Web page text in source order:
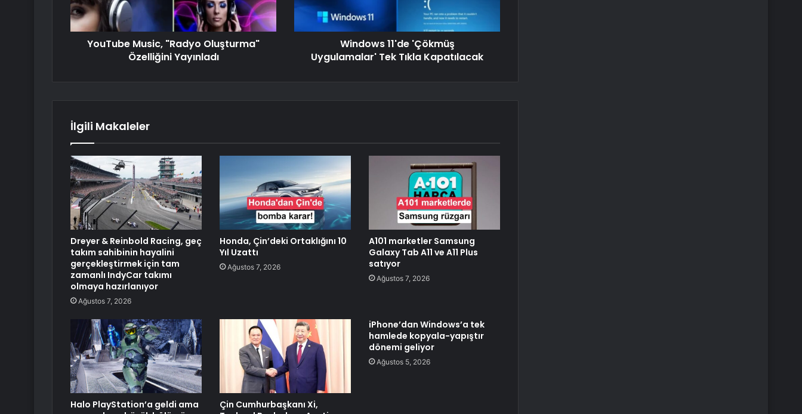
YouTube Music, "Radyo Oluşturma"
Özelliğini Yayınladı
Windows 11'de 'Çökmüş
Uygulamalar' Tek Tıkla Kapatılacak
İlgili Makaleler
Dreyer & Reinbold Racing, geç
takım sahibinin hayalini
gerçekleştirmek için tam
zamanlı IndyCar takımı
olmaya hazırlanıyor
Ağustos 7, 2026
Honda, Çin’deki Ortaklığını 10
Yıl Uzattı
Ağustos 7, 2026
A101 marketler Samsung
Galaxy Tab A11 ve A11 Plus
satıyor
Ağustos 7, 2026
Halo PlayStation’a geldi ama
Çin Cumhurbaşkanı Xi,
iPhone’dan Windows’a tek
hamlede kopyala-yapıştır
dönemi geliyor
Ağustos 5, 2026